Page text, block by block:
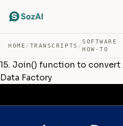
HOME / TRANSCRIPTS /
SOFTWARE
HOW-TO
15. Join() function to convert
Data Factory